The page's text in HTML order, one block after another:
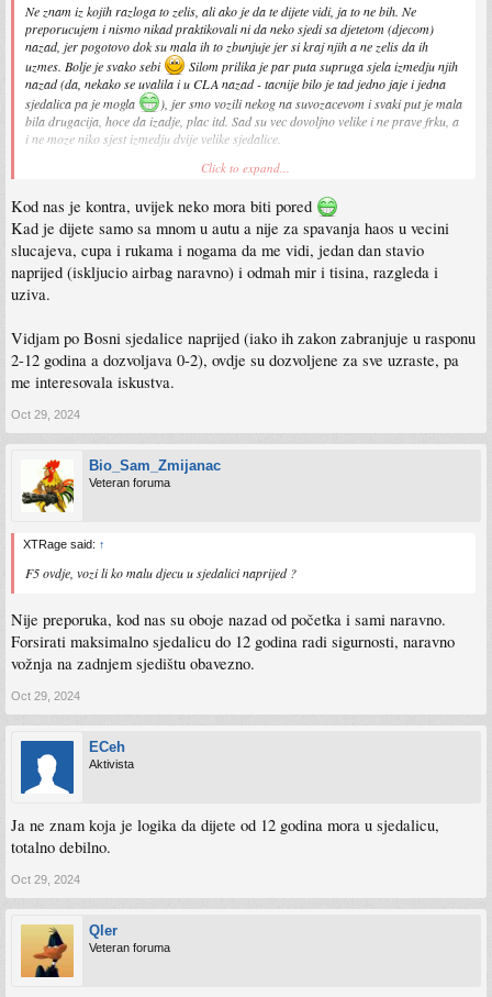
Ne znam iz kojih razloga to zelis, ali ako je da te dijete vidi, ja to ne bih. Ne
preporucujem i nismo nikad praktikovali ni da neko sjedi sa djetetom (djecom)
nazad, jer pogotovo dok su mala ih to zbunjuje jer si kraj njih a ne zelis da ih
uzmes. Bolje je svako sebi
Silom prilika je par puta supruga sjela izmedju njih
nazad (da, nekako se uvalila i u CLA nazad - tacnije bilo je tad jedno jaje i jedna
sjedalica pa je mogla
), jer smo vozili nekog na suvozacevom i svaki put je mala
bila drugacija, hoce da izadje, plac itd. Sad su vec dovoljno velike i ne prave frku, a
i ne moze niko sjest izmedju dvije velike sjedalice.
Ako nesto treba da vozis nazad, a dijete moras stavit naprijed jednom i slicno, to je
Click to expand...
Kod nas je kontra, uvijek neko mora biti pored
Kad je dijete samo sa mnom u autu a nije za spavanja haos u vecini
slucajeva, cupa i rukama i nogama da me vidi, jedan dan stavio
naprijed (iskljucio airbag naravno) i odmah mir i tisina, razgleda i
uziva.
Vidjam po Bosni sjedalice naprijed (iako ih zakon zabranjuje u rasponu
2-12 godina a dozvoljava 0-2), ovdje su dozvoljene za sve uzraste, pa
me interesovala iskustva.
Oct 29, 2024
Bio_Sam_Zmijanac
Veteran foruma
XTRage said: ↑
F5 ovdje, vozi li ko malu djecu u sjedalici naprijed ?
Nije preporuka, kod nas su oboje nazad od početka i sami naravno.
Forsirati maksimalno sjedalicu do 12 godina radi sigurnosti, naravno
vožnja na zadnjem sjedištu obavezno.
Oct 29, 2024
ECeh
Aktivista
Ja ne znam koja je logika da dijete od 12 godina mora u sjedalicu,
totalno debilno.
Oct 29, 2024
Qler
Veteran foruma